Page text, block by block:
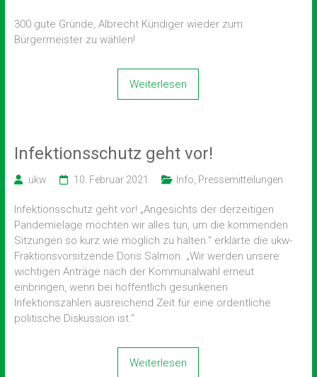
300 gute Gründe, Albrecht Kündiger wieder zum
Bürgermeister zu wählen!
Weiterlesen
Infektionsschutz geht vor!
ukw 10. Februar 2021 Info Pressemitteilungen
Infektionsschutz geht vor! „Angesichts der derzeitigen
Pandemielage möchten wir alles tun, um die kommenden
Sitzungen so kurz wie möglich zu halten.“ erklärte die ukw-
Fraktionsvorsitzende Doris Salmon. „Wir werden unsere
wichtigen Anträge nach der Kommunalwahl erneut
einbringen, wenn bei hoffentlich gesunkenen
Infektionszahlen ausreichend Zeit für eine ordentliche
politische Diskussion ist.“
Weiterlesen